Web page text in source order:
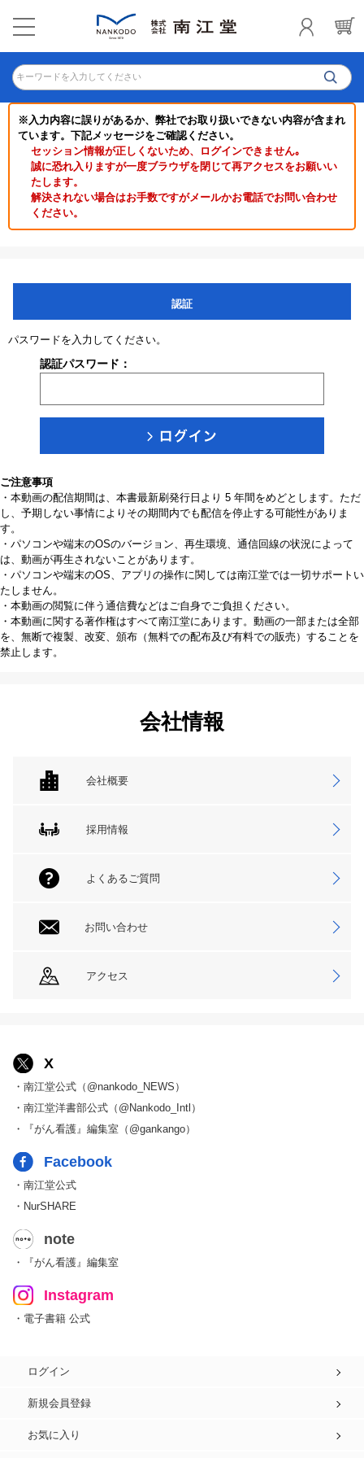
キーワードを入力してください
※入力内容に誤りがあるか、弊社でお取り扱いできない内容が含まれ
ています。下記メッセージをご確認ください。
セッション情報が正しくないため、ログインできません｡
誠に恐れ入りますが一度ブラウザを閉じて再アクセスをお願いい
たします。
解決されない場合はお手数ですがメールかお電話でお問い合わせ
ください。
認証
パスワードを入力してください。
認証パスワード：
ご注意事項
・本動画の配信期間は、本書最新刷発行日より 5 年間をめどとします。ただ
し、予期しない事情によりその期間内でも配信を停止する可能性がありま
す。
・パソコンや端末のOSのバージョン、再生環境、通信回線の状況によって
は、動画が再生されないことがあります。
・パソコンや端末のOS、アプリの操作に関しては南江堂では一切サポートい
たしません。
・本動画の閲覧に伴う通信費などはご自身でご負担ください。
・本動画に関する著作権はすべて南江堂にあります。動画の一部または全部
を、無断で複製、改変、頒布（無料での配布及び有料での販売）することを
禁止します。
会社情報
会社概要
採用情報
よくあるご質問
お問い合わせ
アクセス
X
・南江堂公式（@nankodo_NEWS）
・南江堂洋書部公式（@Nankodo_Intl）
・『がん看護』編集室（@gankango）
Facebook
・南江堂公式
・NurSHARE
note
・『がん看護』編集室
Instagram
・電子書籍 公式
ログイン
新規会員登録
お気に入り